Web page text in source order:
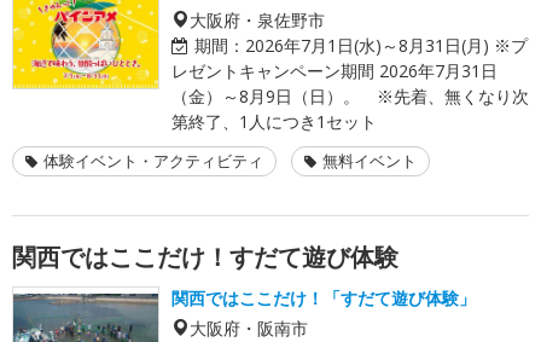
大阪府・泉佐野市
期間： 2026年7月1日(水)～8月31日(月) ※プ
レゼントキャンペーン期間 2026年7月31日
（金）～8月9日（日）。 ※先着、無くなり次
第終了、1人につき1セット
体験イベント・アクティビティ 無料イベント
関西ではここだけ！すだて遊び体験
関西ではここだけ！「すだて遊び体験」
大阪府・阪南市